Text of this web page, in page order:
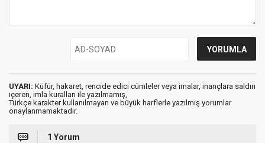
UYARI: Küfür, hakaret, rencide edici cümleler veya imalar, inançlara saldırı
içeren, imla kuralları ile yazılmamış,
Türkçe karakter kullanılmayan ve büyük harflerle yazılmış yorumlar
onaylanmamaktadır.
1 Yorum